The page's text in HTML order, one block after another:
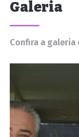
Galeria
Confira a